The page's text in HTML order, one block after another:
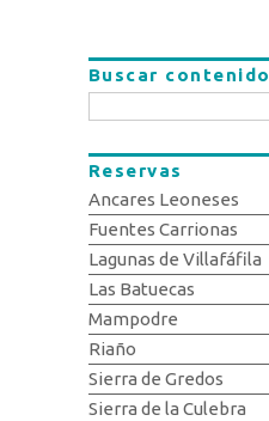
Buscar contenido
Reservas
Ancares Leoneses
Fuentes Carrionas
Lagunas de Villafáfila
Las Batuecas
Mampodre
Riaño
Sierra de Gredos
Sierra de la Culebra